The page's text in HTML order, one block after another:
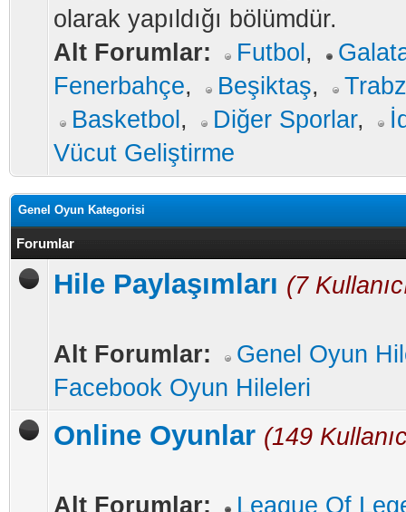
olarak yapıldığı bölümdür.
Alt Forumlar:
Futbol ,
Fenerbahçe, Beşiktaş,
Basketbol , Diğer Sporlar,
Vücut Geliştirme
Genel Oyun Kategorisi
Forumlar
Hile Paylaşımları (7
Alt Forumlar:
Genel Oyun
Facebook Oyun Hileleri
Online Oyunlar (149
Alt Forumlar:
League Of